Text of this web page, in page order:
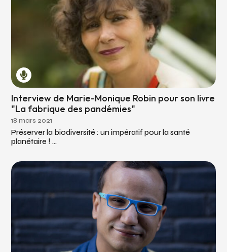
Interview de Marie-Monique Robin pour son livre
"La fabrique des pandémies"
18 mars 2021
Préserver la biodiversité : un impératif pour la santé
planétaire ! ...